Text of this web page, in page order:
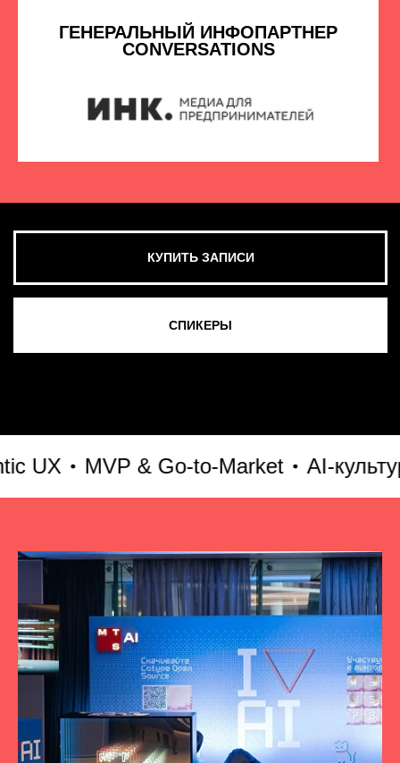
MVP & Go-to-Market AI-культура
СМОТРЕТЬ ВСЕ ФОТО